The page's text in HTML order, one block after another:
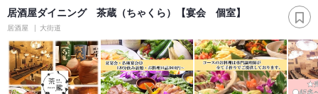
居酒屋ダイニング 茶蔵（ちゃくら）【宴会 個室】
居酒屋 大街道